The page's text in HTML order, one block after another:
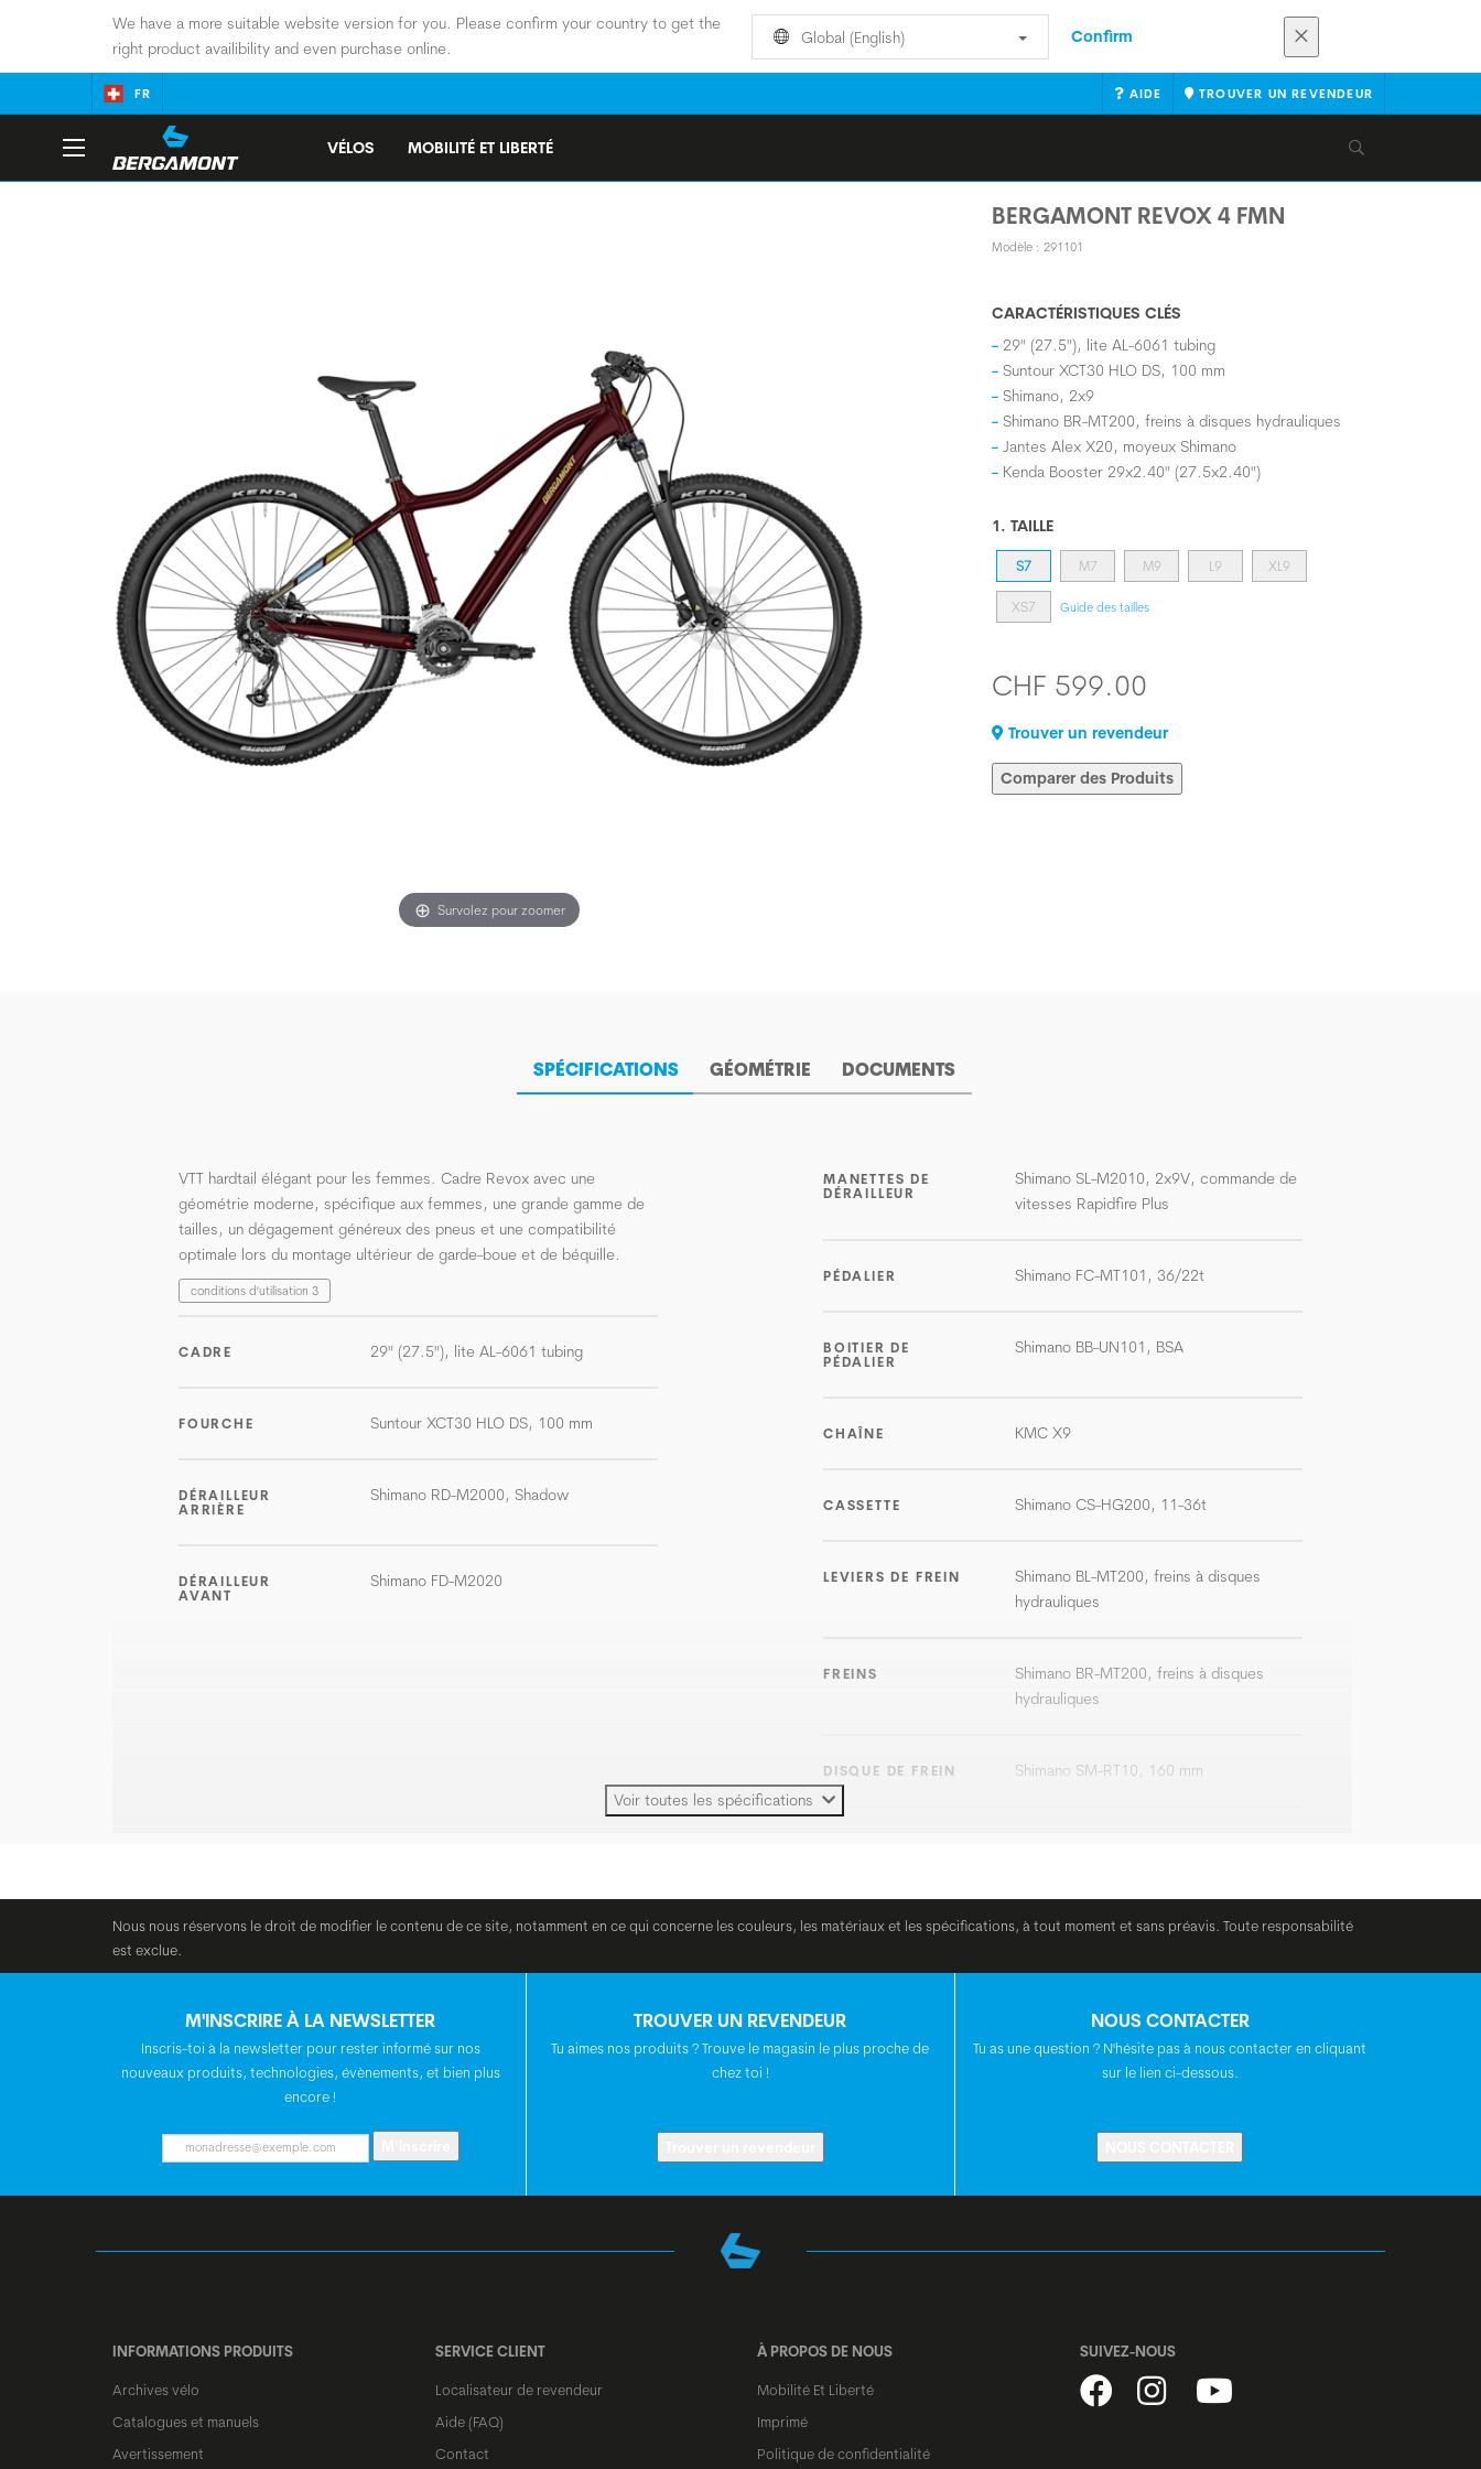
We have a more suitable website version for you. Please confirm your country to get the
right product availibility and even purchase online.
Global (English) Confirm
FR AIDE TROUVER UN REVENDEUR
VÉLOS MOBILITÉ ET LIBERTÉ
BERGAMONT REVOX 4 FMN
Modèle : 291101
Survolez pour zoomer
CARACTÉRISTIQUES CLÉS
29" (27.5"), lite AL-6061 tubing
Suntour XCT30 HLO DS, 100 mm
Shimano, 2x9
Shimano BR-MT200, freins à disques hydrauliques
Jantes Alex X20, moyeux Shimano
Kenda Booster 29x2.40" (27.5x2.40")
1. TAILLE
S7 M7 M9 L9 XL9
XS7 Guide des tailles
CHF 599.00
Trouver un revendeur
Comparer des Produits
SPÉCIFICATIONS GÉOMÉTRIE DOCUMENTS
VTT hardtail élégant pour les femmes. Cadre Revox avec une
géométrie moderne, spécifique aux femmes, une grande gamme de
tailles, un dégagement généreux des pneus et une compatibilité
optimale lors du montage ultérieur de garde-boue et de béquille.
conditions d'utilisation 3
CADRE 29" (27.5"), lite AL-6061 tubing
FOURCHE Suntour XCT30 HLO DS, 100 mm
DÉRAILLEUR
ARRIÈRE
Shimano RD-M2000, Shadow
DÉRAILLEUR
AVANT
Shimano FD-M2020
MANETTES DE
DÉRAILLEUR
Shimano SL-M2010, 2x9V, commande de
vitesses Rapidfire Plus
PÉDALIER Shimano FC-MT101, 36/22t
BOITIER DE
PÉDALIER
Shimano BB-UN101, BSA
CHAÎNE KMC X9
CASSETTE Shimano CS-HG200, 11-36t
LEVIERS DE FREIN
Shimano BL-MT200, freins à disques
hydrauliques
FREINS
Shimano BR-MT200, freins à disques
hydrauliques
DISQUE DE FREIN Shimano SM-RT10, 160 mm
TIGE DE SELLE BGM Comp
SELLE Syncros Savona 2.5
JEU DE
BGM FP-H807B, A-Headset, semi-
MOYEAU ARRIÈRE
Shimano, centerlock, disques, blocage
Voir toutes les spécifications
Nous nous réservons le droit de modifier le contenu de ce site, notamment en ce qui concerne les couleurs, les matériaux et les spécifications, à tout moment et sans préavis. Toute responsabilité
est exclue.
M'INSCRIRE À LA NEWSLETTER
Inscris-toi à la newsletter pour rester informé sur nos
nouveaux produits, technologies, évènements, et bien plus
encore !
TROUVER UN REVENDEUR
Tu aimes nos produits ? Trouve le magasin le plus proche de
chez toi !
NOUS CONTACTER
Tu as une question ? N'hésite pas à nous contacter en cliquant
sur le lien ci-dessous.
INFORMATIONS PRODUITS
Archives vélo
Catalogues et manuels
Avertissement
SERVICE CLIENT
Localisateur de revendeur
Aide (FAQ)
Contact
À PROPOS DE NOUS
Mobilité Et Liberté
Imprimé
Politique de confidentialité
SUIVEZ-NOUS